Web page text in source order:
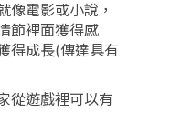
像電影或小說，
節裡面獲得感
得成長(傳達具有
從遊戲裡可以有